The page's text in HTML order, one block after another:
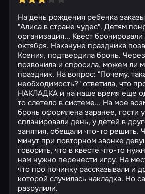
На день рождения ребенка
"Алиса в стране чудес". Детям
организация... Квест бронировали
октября. Накануне праздника
Ксения, подтвердила бронь.
позвонила и спросила, можем ли
праздник. На вопрос: "Почему,
необходимость?" ответила, что
НАКЛАДКА и на наше время еще
то слетело в системе... На мое
бронь оформлена заранее, гости
спланировали день, у детей в
занятия, обещали что-то решить.
минут при повторном звонке
говорить, что в квесте что-то
нам нужно перенести игру. На
что про починку рассказывали и
которой случилась накладка. Но
разрулили.